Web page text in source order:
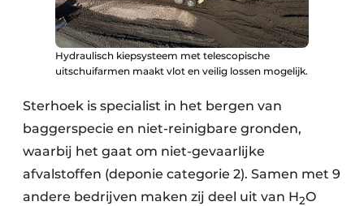
Hydraulisch kiepsysteem met telescopische
uitschuifarmen maakt vlot en veilig lossen mogelijk.
Sterhoek is specialist in het bergen van
baggerspecie en niet-reinigbare gronden,
waarbij het gaat om niet-gevaarlijke
afvalstoffen (deponie categorie 2). Samen met 9
andere bedrijven maken zij deel uit van H2O